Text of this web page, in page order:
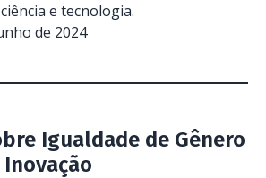
e tecnologia.
de 2024
Igualdade de Gênero
Inovação